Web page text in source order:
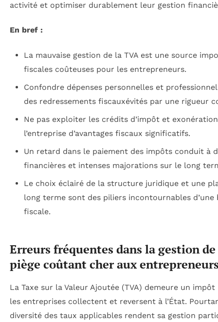
activité et optimiser durablement leur gestion
En bref :
La mauvaise gestion de la TVA est une source
fiscales coûteuses pour les entrepreneurs.
Confondre dépenses personnelles et
des redressements fiscauxévités par une rigueur
Ne pas exploiter les crédits d’impôt et
l’entreprise d’avantages fiscaux significatifs.
Un retard dans le paiement des impôts conduit à
financières et intenses majorations sur le long
Le choix éclairé de la structure juridique et une
long terme sont des piliers incontournables
fiscale.
Erreurs fréquentes dans la gestion
piège coûtant cher aux
La Taxe sur la Valeur Ajoutée (TVA) demeure un
les entreprises collectent et reversent à l’État.
diversité des taux applicables rendent sa gestion